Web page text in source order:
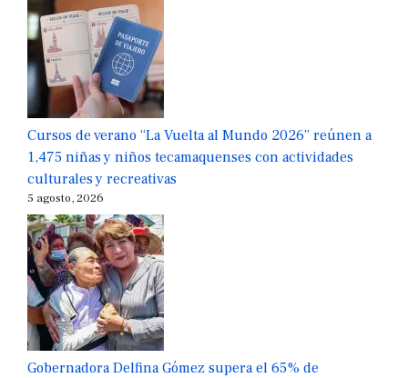
Cursos de verano “La Vuelta al Mundo 2026” reúnen a
1,475 niñas y niños tecamaquenses con actividades
culturales y recreativas
5 agosto, 2026
Gobernadora Delfina Gómez supera el 65% de